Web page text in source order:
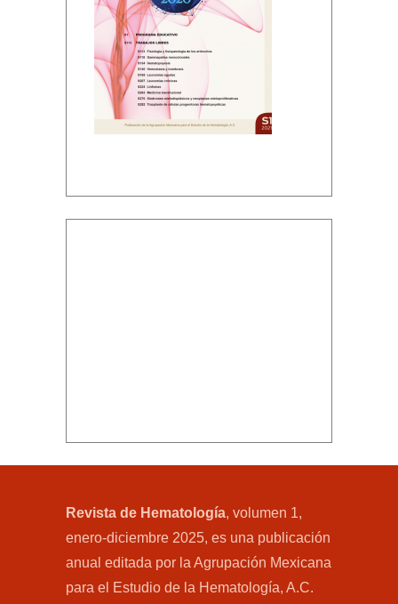
Revista de Hematología, volumen 1,
enero-diciembre 2025, es una publicación
anual editada por la Agrupación Mexicana
para el Estudio de la Hematología, A.C.